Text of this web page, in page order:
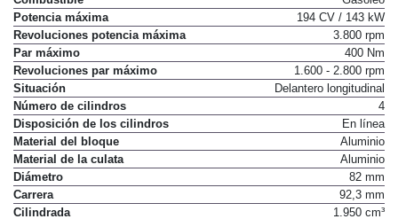
Combustible
Gasóleo
Potencia máxima
194 CV / 143 kW
Revoluciones potencia máxima
3.800 rpm
Par máximo
400 Nm
Revoluciones par máximo
1.600 - 2.800 rpm
Situación
Delantero longitudinal
Número de cilindros
4
Disposición de los cilindros
En línea
Material del bloque
Aluminio
Material de la culata
Aluminio
Diámetro
82 mm
Carrera
92,3 mm